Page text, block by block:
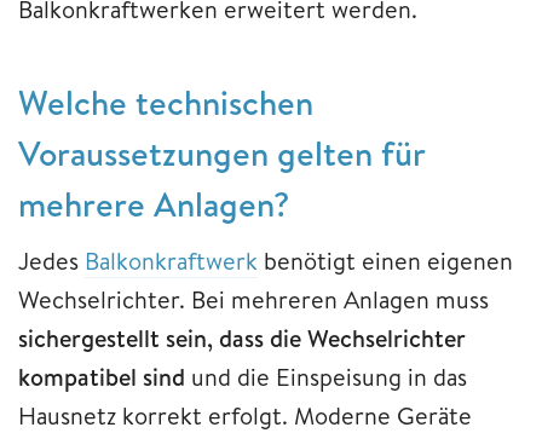
Balkonkraftwerken erweitert werden.
Welche technischen
Voraussetzungen gelten für
mehrere Anlagen?
Jedes Balkonkraftwerk benötigt einen eigenen
Wechselrichter. Bei mehreren Anlagen muss
sichergestellt sein, dass die Wechselrichter
kompatibel sind und die Einspeisung in das
Hausnetz korrekt erfolgt. Moderne Geräte